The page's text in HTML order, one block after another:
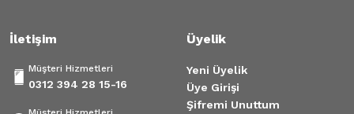
İletişim
Müşteri Hizmetleri
0312 394 28 15-16
Üyelik
Yeni Üyelik
Üye Girişi
Şifremi Unuttum